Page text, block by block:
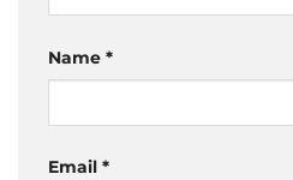
Name *
Email *